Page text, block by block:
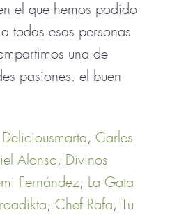
el que hemos podido
todas esas personas
una de
pasiones: el buen
Deliciousmarta, Carles
Alonso, Divinos
Fernández, La Gata
, Chef Rafa, Tu